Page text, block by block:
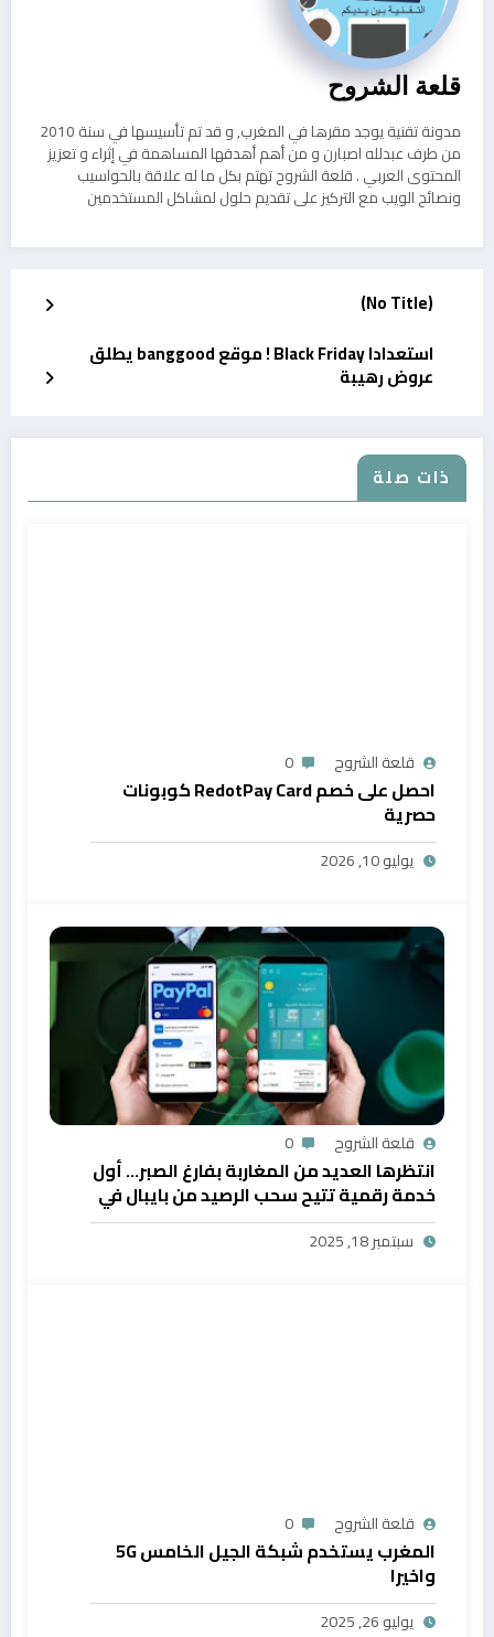
قلعة الشروح
مدونة تقنية يوجد مقرها في المغرب, و قد تم تأسيسها في سنة 2010
من طرف عبدلله اصبارن و من أهم أهدفها المساهمة في إثراء و تعزيز
المحتوى العربي . قلعة الشروح تهتم بكل ما له علاقة بالحواسيب
ونصائح الويب مع التركيز على تقديم حلول لمشاكل المستخدمين
(No Title)
استعدادا Black Friday ! موقع banggood يطلق
عروض رهيبة
ذات صلة
قلعة الشروح 0
احصل على خصم RedotPay Card كوبونات
حصرية
يوليو 10, 2026
قلعة الشروح 0
انتظرها العديد من المغاربة بفارغ الصبر… أول
خدمة رقمية تتيح سحب الرصيد من بايبال في
المغرب
سبتمبر 18, 2025
قلعة الشروح 0
المغرب يستخدم شبكة الجيل الخامس 5G
واخيرا
يوليو 26, 2025